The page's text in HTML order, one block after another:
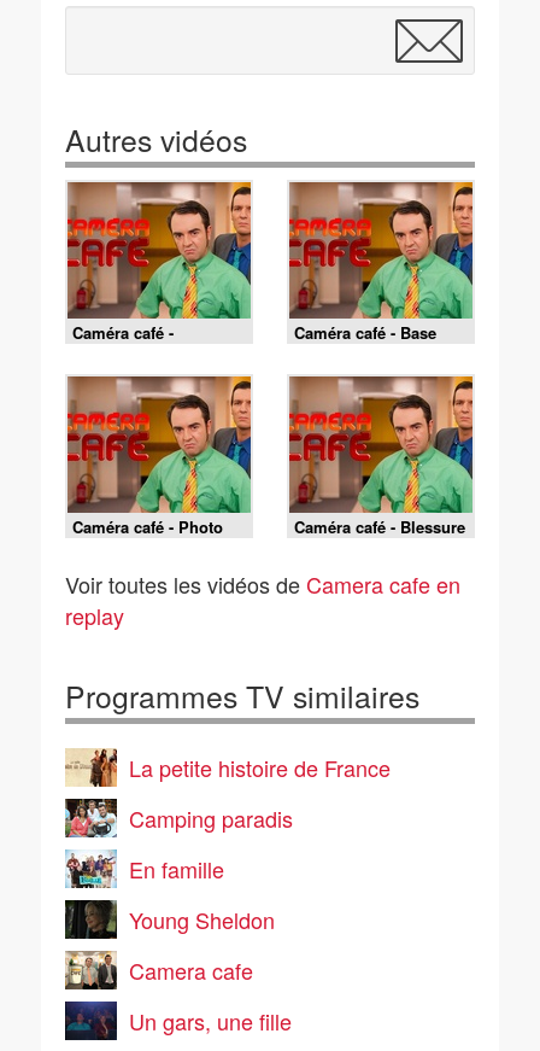
Autres vidéos
Caméra café -
L'homme de Rio
Caméra café - Base
jump
Caméra café - Photo
mateur
Caméra café - Blessure
secrète
Voir toutes les vidéos de Camera cafe en
replay
Programmes TV similaires
La petite histoire de France
Camping paradis
En famille
Young Sheldon
Camera cafe
Un gars, une fille